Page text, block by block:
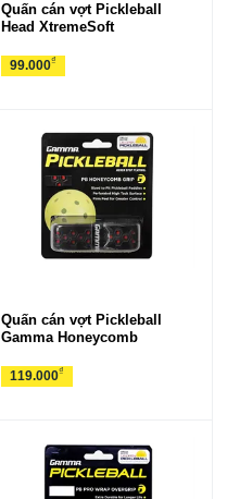
Quấn cán vợt Pickleball
Head XtremeSoft
99.000₫
Quấn cán vợt Pickleball
Gamma Honeycomb
119.000₫